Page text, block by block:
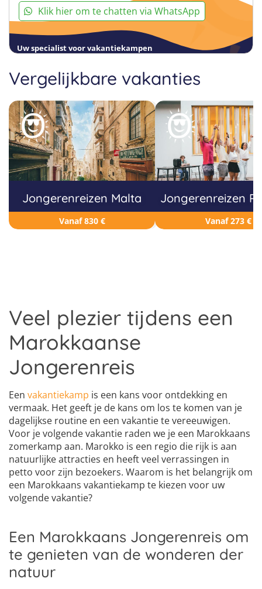
Klik hier om te chatten via WhatsApp
Uw specialist voor vakantiekampen
Vergelijkbare vakanties
Jongerenreizen Malta
Vanaf 830 €
Jongerenreizen
Vanaf 273 €
Veel plezier tijdens een
Marokkaanse
Jongerenreis
Een vakantiekamp is een kans voor ontdekking en
vermaak. Het geeft je de kans om los te komen van je
dagelijkse routine en een vakantie te vereeuwigen.
Voor je volgende vakantie raden we je een Marokkaans
zomerkamp aan. Marokko is een regio die rijk is aan
natuurlijke attracties en heeft veel verrassingen in
petto voor zijn bezoekers. Waarom is het belangrijk om
een Marokkaans vakantiekamp te kiezen voor uw
volgende vakantie?
Een Marokkaans Jongerenreis om
te genieten van de wonderen der
natuur